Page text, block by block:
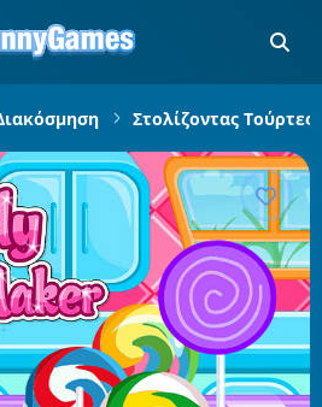
Στολίζοντας Τούρτες